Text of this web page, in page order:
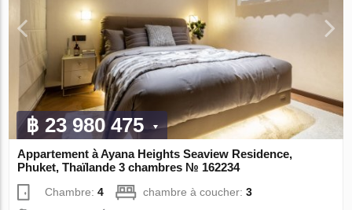
฿ 23 980 475
Appartement à Ayana Heights Seaview Residence,
Phuket, Thaïlande 3 chambres № 162234
Chambre:4 chambre à coucher:3